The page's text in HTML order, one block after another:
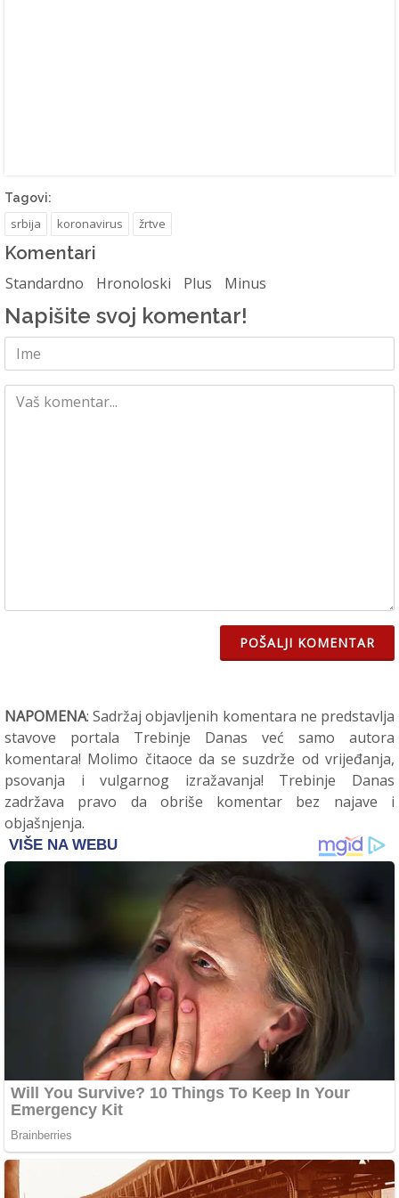
Tagovi:
srbija koronavirus žrtve
Komentari
Standardno Hronoloski Plus Minus
Napišite svoj komentar!
POŠALJI KOMENTAR
NAPOMENA: Sadržaj objavljenih komentara ne predstavlja
stavove portala Trebinje Danas već samo autora
komentara! Molimo čitaoce da se suzdrže od vrijeđanja,
psovanja i vulgarnog izražavanja! Trebinje Danas
zadržava pravo da obriše komentar bez najave i
objašnjenja.